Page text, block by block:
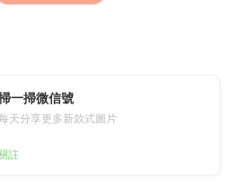
一掃微信號
天分享更多新款式圖片
註